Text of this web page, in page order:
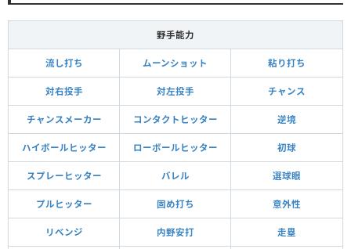
野手能力
流し打ち ムーンショット 粘り打ち
対右投手 対左投手 チャンス
チャンスメーカー コンタクトヒッター 逆境
ハイボールヒッター ローボールヒッター 初球
スプレーヒッター バレル 選球眼
プルヒッター 固め打ち 意外性
リベンジ 内野安打 走塁